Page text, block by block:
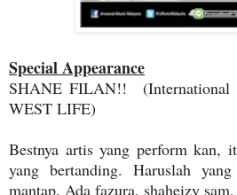
Special Appearance
SHANE FILAN!! (International
WEST LIFE)
Bestnya artis yang perform kan,
yang bertanding. Haruslah
mantap. Ada fazura, shaheizy